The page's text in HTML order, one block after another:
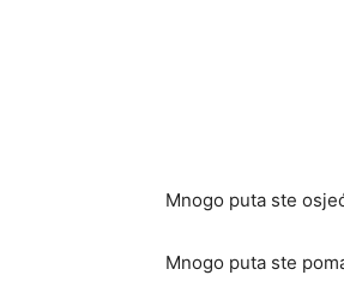
Mnogo puta ste
Mnogo puta ste